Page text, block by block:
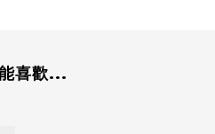
喜歡...